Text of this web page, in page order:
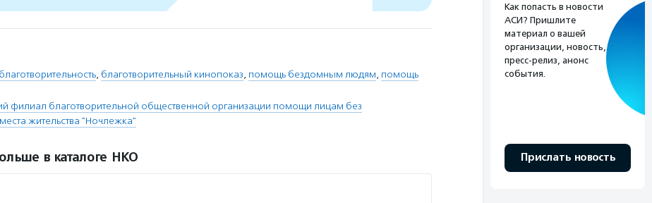
, благотворительный кинопоказ, помощь бездомным людям, помощь
филиал благотворительной общественной организации помощи лицам без
жительства "Ночлежка"
в каталоге НКО
Как попасть в новости
АСИ? Пришлите
материал о вашей
организации, новость,
пресс-релиз, анонс
события.
Прислать новость